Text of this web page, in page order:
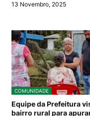
13 Novembro, 2025
COMUNIDADE
Equipe da Prefeitura
bairro rural para